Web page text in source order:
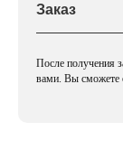
Заказ
После получения
вами. Вы сможете